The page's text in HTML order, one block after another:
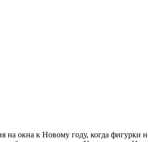
окна к Новому году, когда фигурки